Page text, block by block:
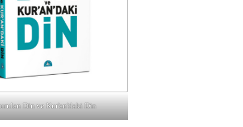
Din ve Kur'an'daki Din